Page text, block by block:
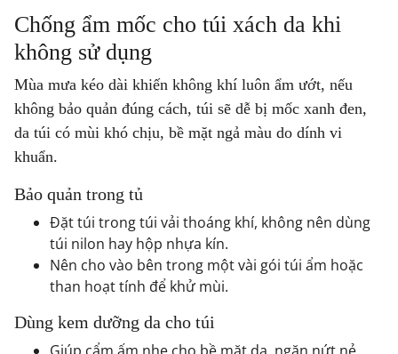
Chống ẩm mốc cho túi xách da khi
không sử dụng
Mùa mưa kéo dài khiến không khí luôn ẩm ướt, nếu
không bảo quản đúng cách, túi sẽ dễ bị mốc xanh đen,
da túi có mùi khó chịu, bề mặt ngả màu do dính vi
khuẩn.
Bảo quản trong tủ
Đặt túi trong túi vải thoáng khí, không nên dùng
túi nilon hay hộp nhựa kín.
Nên cho vào bên trong một vài gói túi ẩm hoặc
than hoạt tính để khử mùi.
Dùng kem dưỡng da cho túi